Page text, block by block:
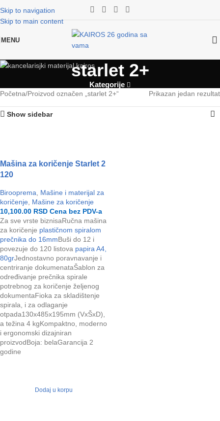
Skip to navigation
Skip to main content
MENU
starlet 2+
Kategorije
Početna Proizvod označen „starlet 2+“ Prikazan jedan rezultat
Show sidebar
Mašina za koričenje Starlet 2
120
Birooprema
Mašine i materijal za
koričenje Mašine za koričenje
10,100.00 RSD Cena bez PDV-a
Za sve vrste biznisaRučna mašina
za koričenje plastičnom spiralom
prečnika do 16mmBuši do 12 i
povezuje do 120 listova papira A4,
80grJednostavno poravnavanje i
centriranje dokumenataŠablon za
određivanje prečnika spirale
potrebnog za koričenje željenog
dokumentaFioka za skladištenje
spirala, i za odlaganje
otpada130x485x195mm (VxŠxD),
a težina 4 kgKompaktno, moderno
i ergonomski dizajniran
proizvodBoja: belaGarancija 2
godine
Dodaj u korpu